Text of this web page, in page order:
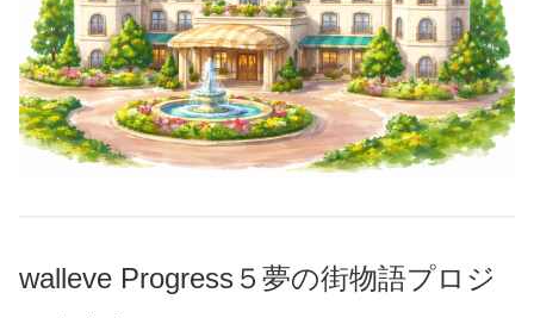
walleve Progress５夢の街物語プロジ